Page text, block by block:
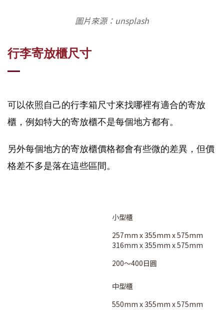
圖片來源：unsplash
行李寄放櫃尺寸
可以依照自己的行李箱尺寸來找哪裡有適合的寄放
櫃，例如特大的寄放櫃不是每個地方都有。
另外每個地方的寄放櫃價格都會有些微的差異，但價
格差不多是落在這些區間。
小型櫃
257mm x 355mm x 575mm
316mm x 355mm x 575mm
200～400日圓
中型櫃
550mm x 355mm x 575mm